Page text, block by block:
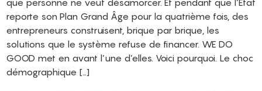
que personne ne veut désamorcer. Et pendant que l’État
reporte son Plan Grand Âge pour la quatrième fois, des
entrepreneurs construisent, brique par brique, les
solutions que le système refuse de financer. WE DO
GOOD met en avant l’une d’elles. Voici pourquoi. Le choc
démographique […]